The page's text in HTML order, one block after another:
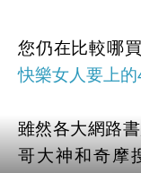
您仍在比較哪
快樂女人要上
雖然各大網路
哥大神和奇摩